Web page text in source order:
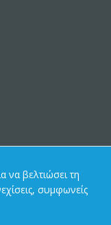
να βελτιώσει τη
συμφωνείς